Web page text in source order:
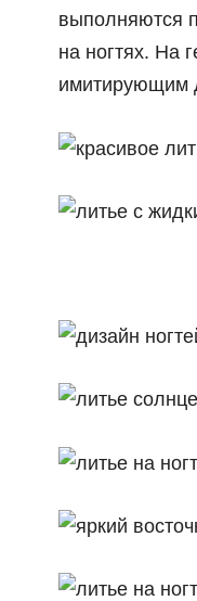
выполняются
на ногтях. На
имитирующим